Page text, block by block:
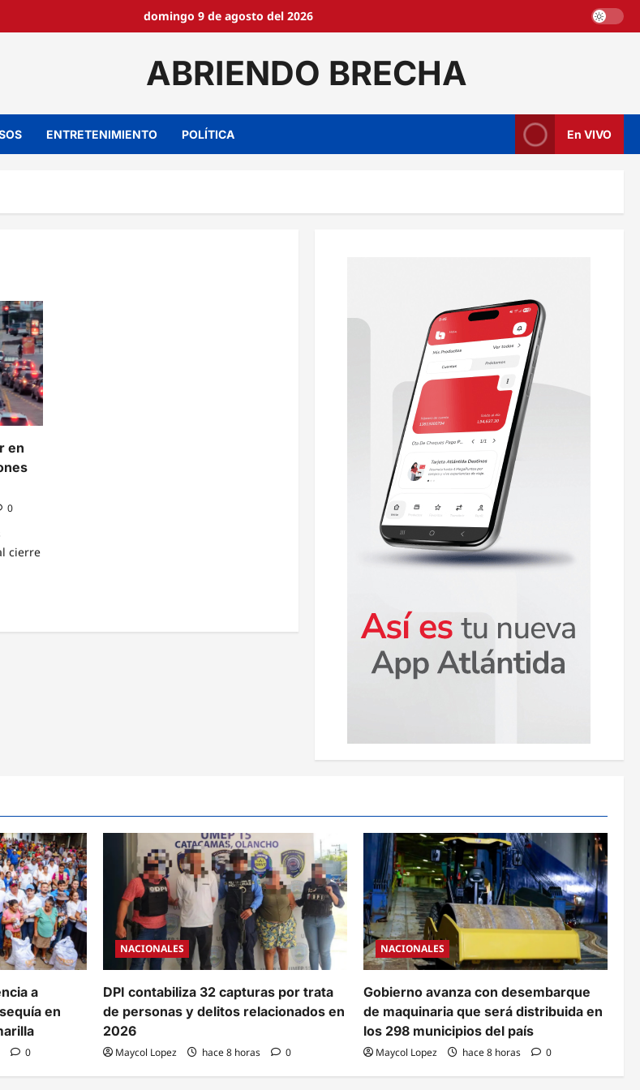
domingo 9 de agosto del 2026
ABRIENDO BRECHA
ENTRETENIMIENTO POLÍTICA En VIVO
en
0
cierre
a
en
0
NACIONALES
DPI contabiliza 32 capturas por trata
de personas y delitos relacionados en
2026
Maycol Lopez hace 8 horas 0
NACIONALES
Gobierno avanza con desembarque
de maquinaria que será distribuida en
los 298 municipios del país
Maycol Lopez hace 8 horas 0